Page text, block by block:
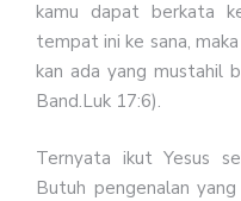
kamu dapat berkata
tempat ini ke sana,
kan ada yang mustahil
Band.Luk 17:6).
Ternyata ikut Yesus
Butuh pengenalan